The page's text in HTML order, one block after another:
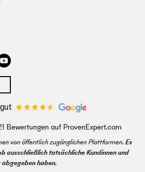
vermieten
innen
Bewertungen auf ProvenExpert.com
von öffentlich zugänglichen Plattformen. Es
ausschließlich tatsächliche Kundinnen und
abgegeben haben.